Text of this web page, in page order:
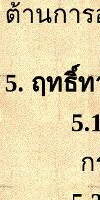
ต้านกา
5. ฤทธิ์ท
กระ